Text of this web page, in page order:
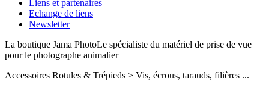
Liens et partenaires
Echange de liens
Newsletter
La boutique Jama PhotoLe spécialiste du matériel de prise de vue
pour le photographe animalier
Accessoires Rotules & Trépieds > Vis, écrous, tarauds, filières ...